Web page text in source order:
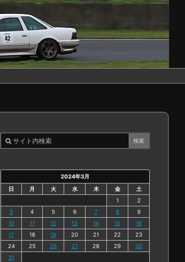
2024年3月
日
月 火 水 木 金 土
1
2
3
4 5 6 7 8
9
10
11 12 13 14 15
16
17
18 19 20 21 22
23
24
25 26 27 28 29
30
31